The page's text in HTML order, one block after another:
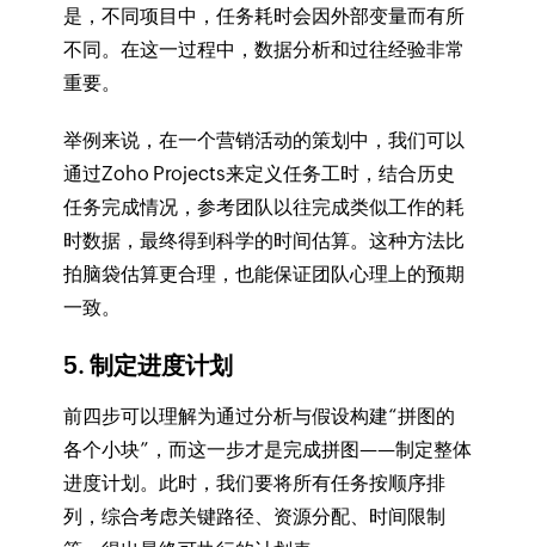
是，不同项目中，任务耗时会因外部变量而有所
不同。在这一过程中，数据分析和过往经验非常
重要。
举例来说，在一个营销活动的策划中，我们可以
通过Zoho Projects来定义任务工时，结合历史
任务完成情况，参考团队以往完成类似工作的耗
时数据，最终得到科学的时间估算。这种方法比
拍脑袋估算更合理，也能保证团队心理上的预期
一致。
5. 制定进度计划
前四步可以理解为通过分析与假设构建“拼图的
各个小块”，而这一步才是完成拼图——制定整体
进度计划。此时，我们要将所有任务按顺序排
列，综合考虑关键路径、资源分配、时间限制